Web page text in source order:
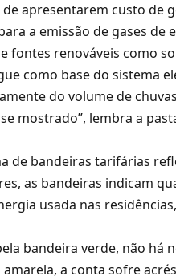
apresentarem custo de
a emissão de gases de
fontes renováveis como
como base do sistema
do volume de
mostrado”, lembra a
de bandeiras tarifárias
as bandeiras indicam
usada nas
bandeira verde, não há
a conta sofre